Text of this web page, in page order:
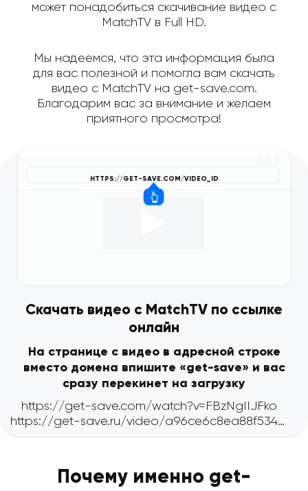
может понадобиться скачивание видео с
MatchTV в Full HD.
Мы надеемся, что эта информация была
для вас полезной и помогла вам скачать
видео с MatchTV на get-save.com.
Благодарим вас за внимание и желаем
приятного просмотра!
Скачать видео с MatchTV по ссылке
онлайн
На странице с видео в адресной строке
вместо домена впишите «get-save» и вас
сразу перекинет на загрузку
Почему именно get-